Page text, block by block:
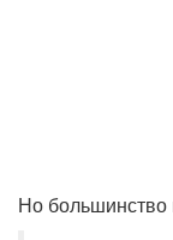
Но большинство